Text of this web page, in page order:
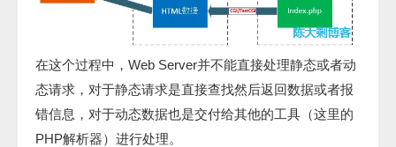
在这个过程中，Web Server并不能直接处理静态或者动
态请求，对于静态请求是直接查找然后返回数据或者报
错信息，对于动态数据也是交付给其他的工具（这里的
PHP解析器）进行处理。